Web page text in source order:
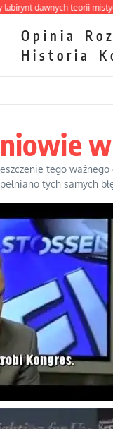
dawnych teorii mistycznych
Opinia
Historia
tego
tych samych